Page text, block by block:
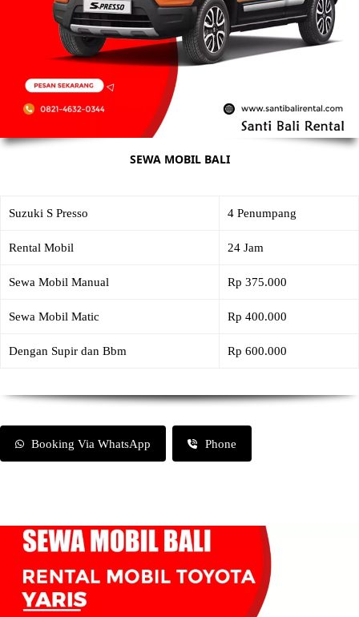
SEWA MOBIL BALI
Suzuki S Presso 4 Penumpang
Rental Mobil 24 Jam
Sewa Mobil Manual Rp 375.000
Sewa Mobil Matic Rp 400.000
Dengan Supir dan Bbm Rp 600.000
Booking Via WhatsApp Phone